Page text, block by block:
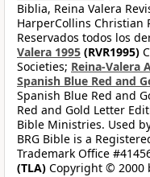
Biblia, Reina Valera
HarperCollins Christian
Reservados todos los
Valera 1995 (RVR1995)
Societies; Reina-Valera
Spanish Blue Red and
Spanish Blue Red and
Red and Gold Letter
Bible Ministries. Used
BRG Bible is a
Trademark Office
(TLA) Copyright © 2000